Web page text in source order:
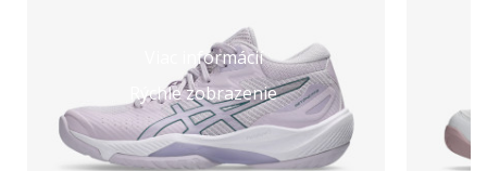
Viac informácií
Rýchle zobrazenie